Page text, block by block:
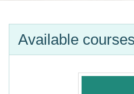
Available courses